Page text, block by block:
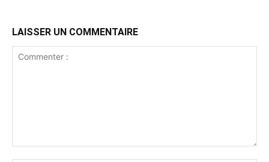
LAISSER UN COMMENTAIRE